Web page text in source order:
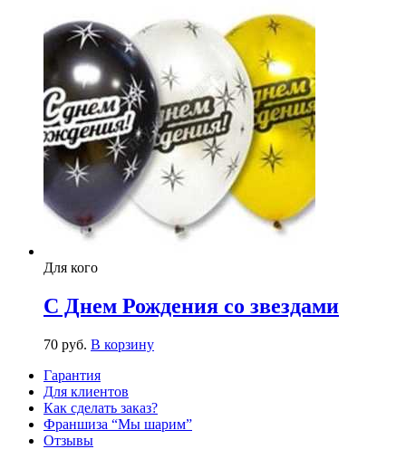
Для кого
С Днем Рождения со звездами
70 руб. В корзину
Гарантия
Для клиентов
Как сделать заказ?
Франшиза “Мы шарим”
Отзывы